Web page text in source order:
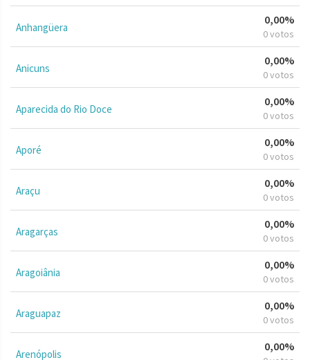
Anhangüera
0,00%
0 votos
Anicuns
0,00%
0 votos
Aparecida do Rio Doce
0,00%
0 votos
Aporé
0,00%
0 votos
Araçu
0,00%
0 votos
Aragarças
0,00%
0 votos
Aragoiânia
0,00%
0 votos
Araguapaz
0,00%
0 votos
Arenópolis
0,00%